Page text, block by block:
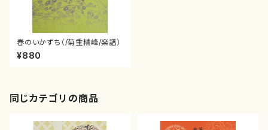
春のいかずち（/菊重精峰/楽譜）
¥880
同じカテゴリの商品